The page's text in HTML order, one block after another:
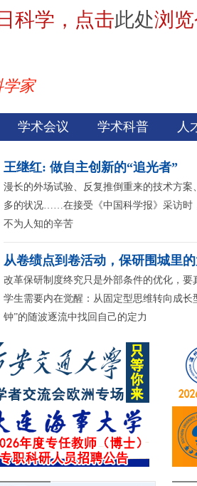
科学，点击此处浏览
学家
学术会议 学术科普 人
3D打印大飞机：81岁院士的“新长征”
王继红: 做自主创新的“追光者”
漫长的外场试验、反复推倒重来的技术方案
多的状况……在接受《中国科学报》采访时
不为人知的辛苦
从卷绩点到卷活动，保研围城里
改革保研制度终究只是外部条件的优化，要
学生需要内在觉醒：从固定型思维转向成长
钟”的随波逐流中找回自己的定力